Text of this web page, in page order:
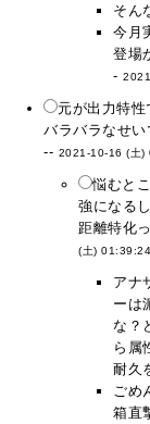
そん
今月
登場
-
元が出力特
バラバラなせ
-- 2021-10-16 (土)
悩むと
強になる
距離特化
(土) 01:39:24
アナ
ーは
な？
ら属
耐久
ごめ
箱直